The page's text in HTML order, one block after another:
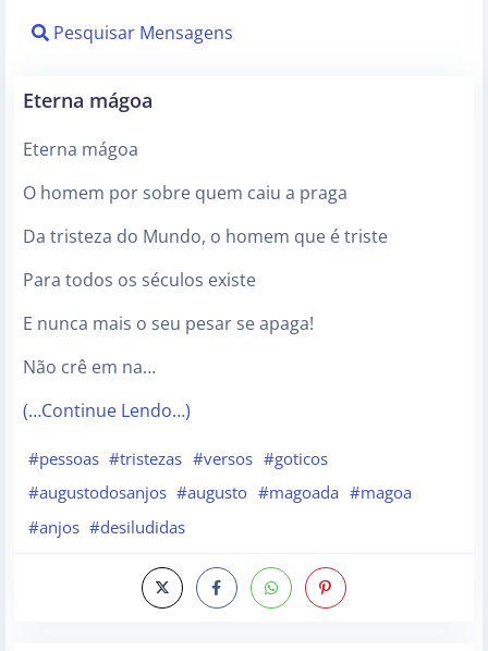
Pesquisar Mensagens
Eterna mágoa
Eterna mágoa
O homem por sobre quem caiu a praga
Da tristeza do Mundo, o homem que é triste
Para todos os séculos existe
E nunca mais o seu pesar se apaga!
Não crê em na…
(…Continue Lendo…)
#pessoas #tristezas #versos #goticos
#augustodosanjos #augusto #magoada #magoa
#anjos #desiludidas